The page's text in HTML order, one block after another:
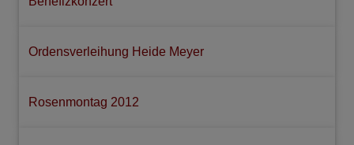
Ordensverleihung Heide Meyer
Rosenmontag 2012